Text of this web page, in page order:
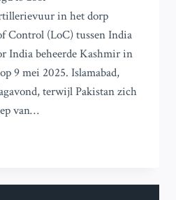
in het dorp
Control (LoC) tussen India
India beheerde Kashmir in
9 mei 2025. Islamabad,
terwijl Pakistan zich
van…